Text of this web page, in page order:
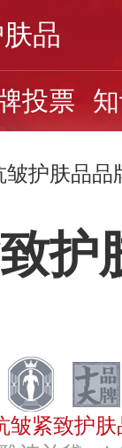
品
投票
护肤品
护
皱紧致护